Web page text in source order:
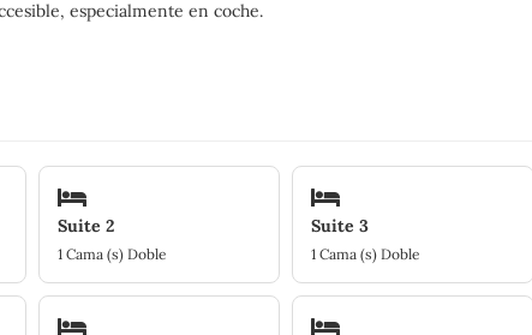
especialmente en coche.
Suite 2
1 Cama (s) Doble
Suite 3
1 Cama (s) Doble